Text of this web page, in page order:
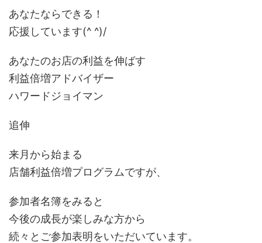
あなたならできる！
応援しています(^ ^)/
あなたのお店の利益を伸ばす
利益倍増アドバイザー
ハワードジョイマン
追伸
来月から始まる
店舗利益倍増プログラムですが、
参加者名簿をみると
今後の成長が楽しみな方から
続々とご参加表明をいただいています。